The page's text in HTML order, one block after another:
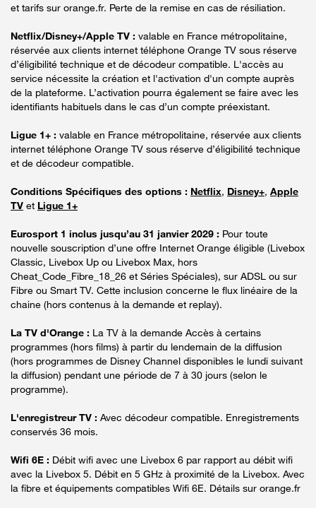
et tarifs sur orange.fr. Perte de la remise en cas de résiliation.
Netflix/Disney+/Apple TV : valable en France métropolitaine,
réservée aux clients internet téléphone Orange TV sous réserve
d’éligibilité technique et de décodeur compatible. L'accès au
service nécessite la création et l'activation d'un compte auprès
de la plateforme. L’activation pourra également se faire avec les
identifiants habituels dans le cas d’un compte préexistant.
Ligue 1+ : valable en France métropolitaine, réservée aux clients
internet téléphone Orange TV sous réserve d’éligibilité technique
et de décodeur compatible.
Conditions Spécifiques des options : Netflix, Disney+, Apple
TV et Ligue 1+
Eurosport 1 inclus jusqu’au 31 janvier 2029 : Pour toute
nouvelle souscription d’une offre Internet Orange éligible (Livebox
Classic, Livebox Up ou Livebox Max, hors
Cheat_Code_Fibre_18_26 et Séries Spéciales), sur ADSL ou sur
Fibre ou Smart TV. Cette inclusion concerne le flux linéaire de la
chaine (hors contenus à la demande et replay).
La TV d'Orange : La TV à la demande Accès à certains
programmes (hors films) à partir du lendemain de la diffusion
(hors programmes de Disney Channel disponibles le lundi suivant
la diffusion) pendant une période de 7 à 30 jours (selon le
programme).
L'enregistreur TV : Avec décodeur compatible. Enregistrements
conservés 36 mois.
Wifi 6E : Débit wifi avec une Livebox 6 par rapport au débit wifi
avec la Livebox 5. Débit en 5 GHz à proximité de la Livebox. Avec
la fibre et équipements compatibles Wifi 6E. Détails sur orange.fr